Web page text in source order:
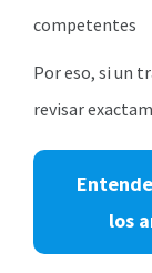
competentes
Por eso, si un
revisar
los